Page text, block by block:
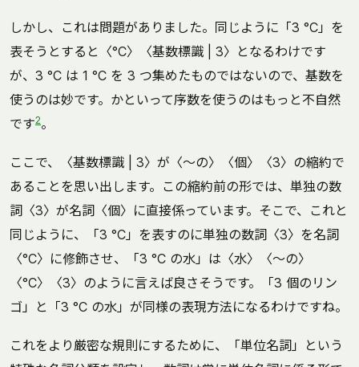
しかし、これは問題がありました。同じように「3 °C」を
表そうとすると〈°C〉〈基数標識 | 3〉となるわけです
が、3 °C は 1 °C を 3 つ集めたものではないので、基数を
使うのは妙です。かといって序数を使うのはもっと不自然
です2。
ここで、〈基数標識 | 3〉が〈～の〉〈個〉〈3〉の縮約で
あることを思い出します。この縮約前の形では、単独の数
詞〈3〉が名詞〈個〉に直接係っています。そこで、これと
同じように、「3 °C」を表すのに単独の数詞〈3〉を名詞
〈°C〉に修飾させ、「3 °C の水」は〈水〉〈～の〉
〈°C〉〈3〉のように言えば良さそうです。「3 個のリン
ゴ」と「3 °C の水」が同様の表現方法になるわけですね。
これをより厳密な規則にするために、「単位名詞」という